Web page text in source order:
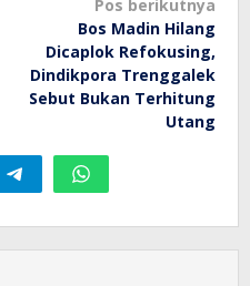
Pos berikutnya
Bos Madin Hilang
Dicaplok Refokusing,
Dindikpora Trenggalek
Sebut Bukan Terhitung
Utang